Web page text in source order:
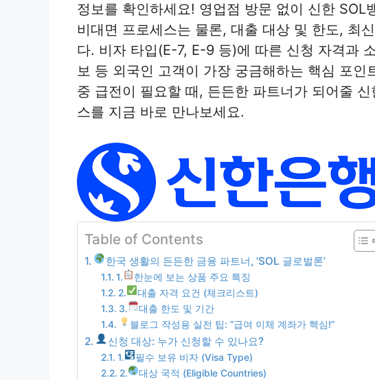
정보를 확인하세요! 영업점 방문 없이 신한 SOL
비대면 프로세스는 물론, 대출 대상 및 한도, 최
다. 비자 타입(E-7, E-9 등)에 따른 신청 자격과
보 등 외국인 고객이 가장 궁금해하는 핵심 포인
중 급전이 필요할 때, 든든한 파트너가 되어줄
스를 지금 바로 만나보세요.
Table of Contents
한국 생활의 든든한 금융 파트너, ‘SOL 글로벌론’
1.
한눈에 보는 상품 주요 특징
2.
대출 자격 요건 (체크리스트)
3.
대출 한도 및 기간
블로그 작성용 실전 팁: “급여 이체 계좌가 핵심!”
신청 대상: 누가 신청할 수 있나요?
1.
필수 보유 비자 (Visa Type)
2.
대상 국적 (Eligible Countries)